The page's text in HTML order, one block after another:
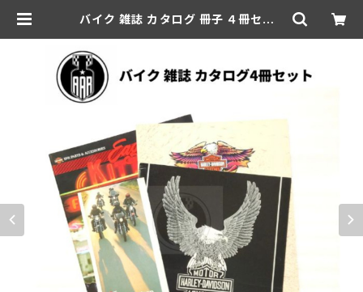
バイク 雑誌 カタログ 冊子 ４冊セット
ー スポーツスター ローライダー パー
ツ アパレル アクセサリー | aar-hd